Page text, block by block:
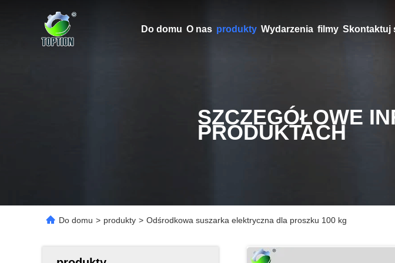
Do domu O nas produkty Wydarzenia filmy Skontaktuj
SZCZEGÓŁOWE
PRODUKTACH
Do domu > produkty > Odśrodkowa suszarka elektryczna dla proszku 100 kg